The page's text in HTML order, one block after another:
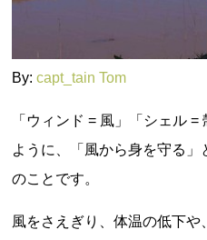
By:capt_tain Tom
「ウィンド = 風」「シェル
ように、「風から身を守る」
のことです。
風をさえぎり、体温の低下